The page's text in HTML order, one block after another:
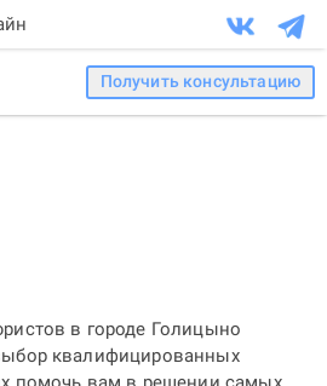
Получить консультацию
в городе Голицыно
квалифицированных